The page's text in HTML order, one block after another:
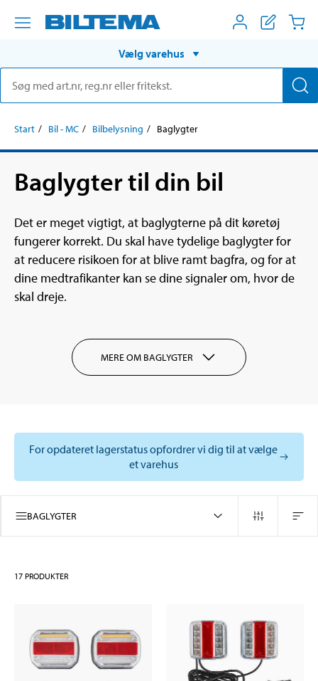
Vælg varehus
Start Bil - MC Bilbelysning Baglygter
Baglygter til din bil
Det er meget vigtigt, at baglygterne på dit køretøj
fungerer korrekt. Du skal have tydelige baglygter for
at reducere risikoen for at blive ramt bagfra, og for at
dine medtrafikanter kan se dine signaler om, hvor de
skal dreje.
MERE OM BAGLYGTER
For opdateret lagerstatus opfordrer vi dig til at vælge
et varehus
BAGLYGTER
17 PRODUKTER